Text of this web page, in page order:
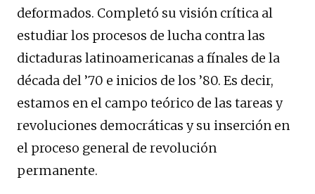
deformados. Completó su visión crítica al
estudiar los procesos de lucha contra las
dictaduras latinoamericanas a fínales de la
década del ’70 e inicios de los ’80. Es decir,
estamos en el campo teórico de las tareas y
revoluciones democráticas y su inserción en
el proceso general de revolución
permanente.